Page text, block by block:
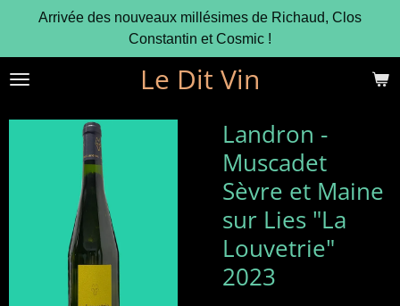
Passer
contenu
principal
Le Dit Vin
Arrivée des nouveaux millésimes de Richaud, Clos
Constantin et Cosmic !
Landron -
Muscadet
Sèvre et Maine
sur Lies "La
Louvetrie"
2023